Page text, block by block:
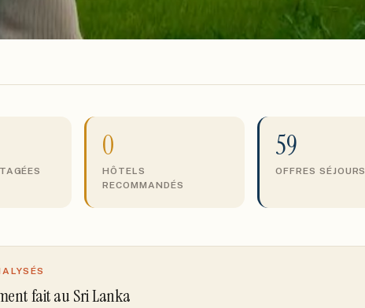
0
HÔTELS
RECOMMANDÉS
59
OFFRES SÉJOURS
faitau Sri Lanka